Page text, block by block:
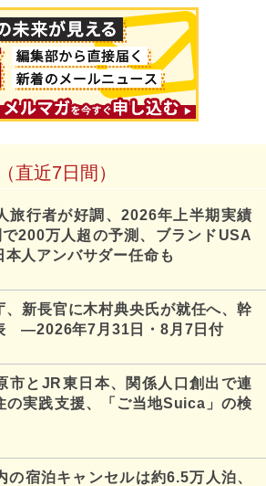
直近7日間）
旅行者が好調、2026年上半期実績
200万人超の予測、ブランドUSA
本人アンバサダー任命も
、新長官に木村典央氏が就任へ、幹
―2026年7月31日・8月7日付
市とJR東日本、関係人口創出で連
の実践支援、「ご当地Suica」の検
の宿泊キャンセルは約6.5万人泊、